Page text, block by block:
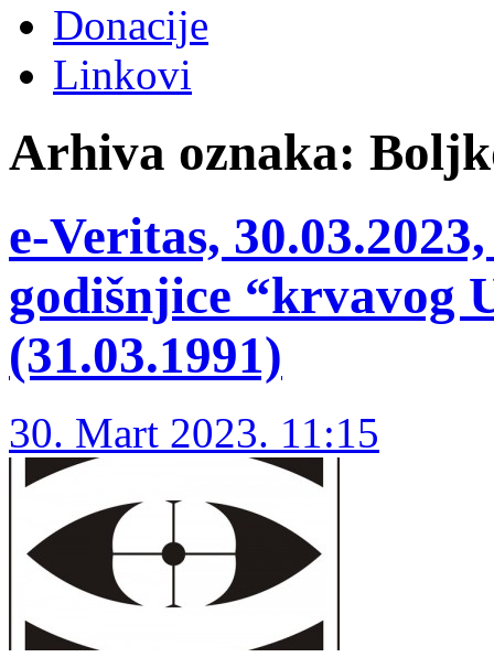
Donacije
Linkovi
Arhiva oznaka:
e-Veritas,
godišnjice “krvavog
(31.03.1991)
30. Mart 2023. 11:15